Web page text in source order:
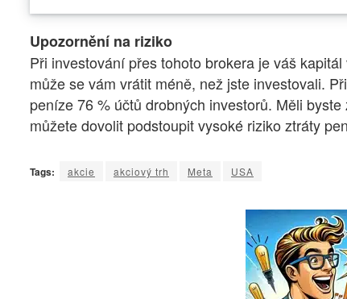
Upozornění na riziko
Při investování přes tohoto brokera je váš
může se vám vrátit méně, než jste investovali.
peníze 76 % účtů drobných investorů. Měli
můžete dovolit podstoupit vysoké riziko ztráty
Tags: akcie akciový trh Meta USA